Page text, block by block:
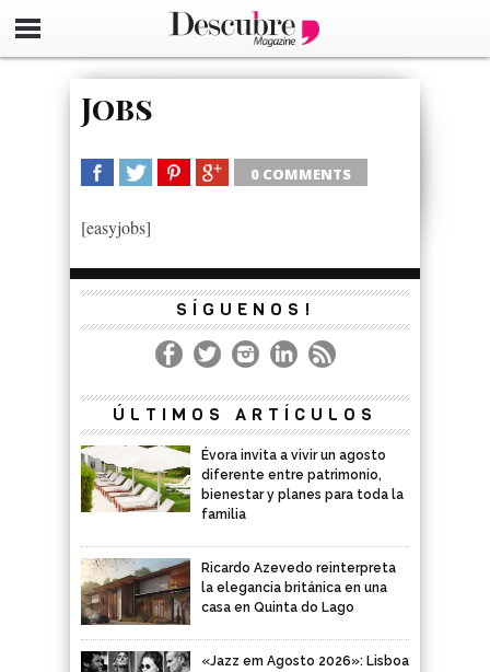
google-site-
Jobs
0 COMMENTS
[easyjobs]
SÍGUENOS!
ÚLTIMOS ARTÍCULOS
Évora invita a vivir un agosto
diferente entre patrimonio,
bienestar y planes para toda la
familia
Ricardo Azevedo reinterpreta
la elegancia británica en una
casa en Quinta do Lago
«Jazz em Agosto 2026»: Lisboa